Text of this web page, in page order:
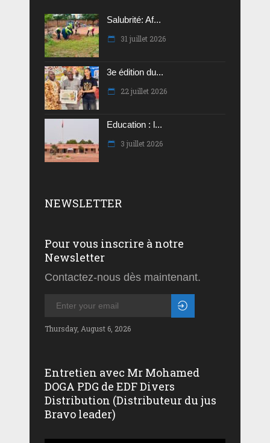
Salubrité: Af...
31 juillet 2026
3e édition du...
22 juillet 2026
Education : l...
3 juillet 2026
NEWSLETTER
Pour vous inscrire à notre
Newsletter
Contactez-nous dès maintenant.
Thursday, August 6, 2026
Entretien avec Mr Mohamed
DOGA PDG de EDF Divers
Distribution (Distributeur du jus
Bravo leader)